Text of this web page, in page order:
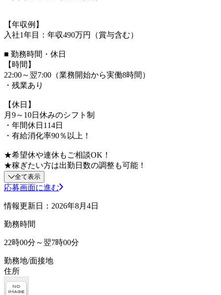
【年収例】
入社1年目：年収490万円（賞与含む）
■ 勤務時間・休日
【時間】
22:00～翌7:00（業務開始から実働8時間）
・残業あり
【休日】
月9～10日休みのシフト制
・年間休日114日
・有給消化率90％以上！
★希望休や連休もご相談OK！
★稼ぎたい方は出勤日数の調整も可能！
全て表示
応募画面に進む
情報更新日：2026年8月4日
勤務時間
22時00分～翌7時00分
勤務地/面接地
住所